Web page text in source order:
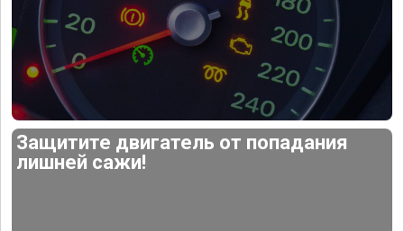
Защитите двигатель от попадания
лишней сажи!